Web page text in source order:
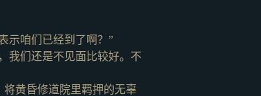
示咱们已经到了啊？”
我们还是不见面比较好。不
黄昏修道院里羁押的无辜